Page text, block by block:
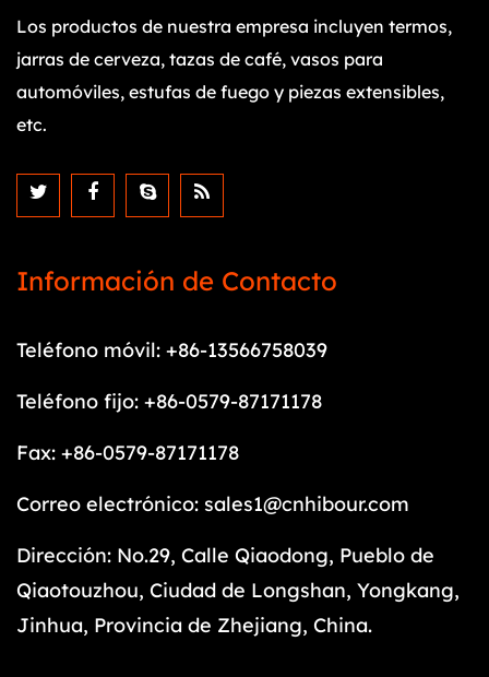
Los productos de nuestra empresa incluyen termos,
jarras de cerveza, tazas de café, vasos para
automóviles, estufas de fuego y piezas extensibles,
etc.
Información de Contacto
Teléfono móvil: +86-13566758039
Teléfono fijo: +86-0579-87171178
Fax: +86-0579-87171178
Correo electrónico: sales1@cnhibour.com
Dirección: No.29, Calle Qiaodong, Pueblo de
Qiaotouzhou, Ciudad de Longshan, Yongkang,
Jinhua, Provincia de Zhejiang, China.